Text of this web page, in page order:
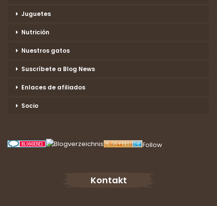
Juguetes
Nutrición
Nuestros gatos
Suscríbete a Blog News
Enlaces de afiliados
Socio
Follow
Kontakt